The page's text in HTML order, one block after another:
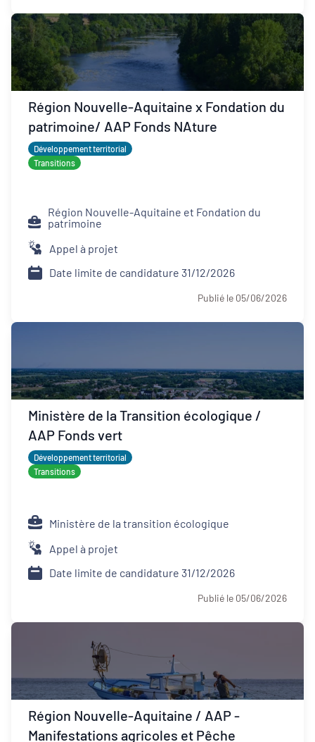
Région Nouvelle-Aquitaine x Fondation du
patrimoine/ AAP Fonds NAture
Développement territorial
Transitions
Région Nouvelle-Aquitaine et Fondation du
patrimoine
Appel à projet
Date limite de candidature 31/12/2026
Publié le 05/06/2026
Ministère de la Transition écologique /
AAP Fonds vert
Développement territorial
Transitions
Ministère de la transition écologique
Appel à projet
Date limite de candidature 31/12/2026
Publié le 05/06/2026
Région Nouvelle-Aquitaine / AAP -
Manifestations agricoles et Pêche